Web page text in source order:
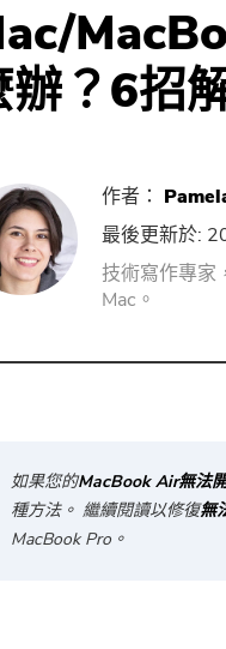
辦？6招
作者：
最後更新於:
技術寫作專家
Mac。
如果您的MacBook Air無法
種方法。 繼續閱讀以修復無
MacBook Pro。